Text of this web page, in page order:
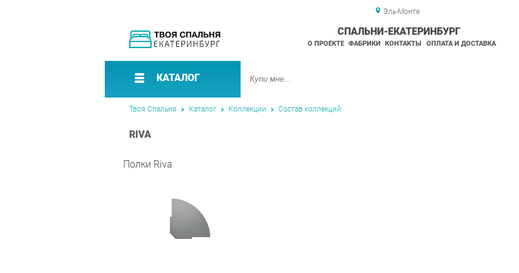
Эль-Монте
СПАЛЬНИ-ЕКАТЕРИНБУРГ
О ПРОЕКТЕ ФАБРИКИ КОНТАКТЫ ОПЛАТА И ДОСТАВКА
КАТАЛОГ
Твоя Спальня Каталог Коллекции Состав коллекций
RIVA
Полки Riva